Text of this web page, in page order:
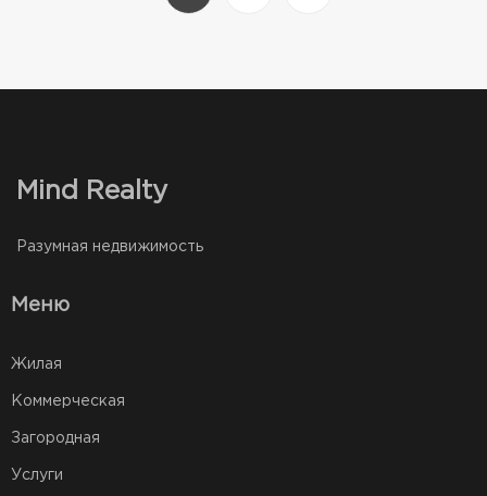
Mind Realty
Разумная недвижимость
Меню
Жилая
Коммерческая
Загородная
Услуги